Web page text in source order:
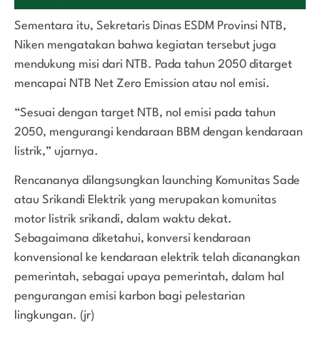
Sementara itu, Sekretaris Dinas ESDM Provinsi NTB,
Niken mengatakan bahwa kegiatan tersebut juga
mendukung misi dari NTB. Pada tahun 2050 ditarget
mencapai NTB Net Zero Emission atau nol emisi.
“Sesuai dengan target NTB, nol emisi pada tahun
2050, mengurangi kendaraan BBM dengan kendaraan
listrik,” ujarnya.
Rencananya dilangsungkan launching Komunitas Sade
atau Srikandi Elektrik yang merupakan komunitas
motor listrik srikandi, dalam waktu dekat.
Sebagaimana diketahui, konversi kendaraan
konvensional ke kendaraan elektrik telah dicanangkan
pemerintah, sebagai upaya pemerintah, dalam hal
pengurangan emisi karbon bagi pelestarian
lingkungan. (jr)